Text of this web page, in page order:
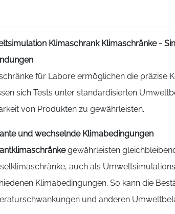
Klimaschrank Klimaschränke -
für Labore ermöglichen die präzise
sich Tests unter standardisierten
von Produkten zu gewährleisten.
und wechselnde Klimabedingungen
gewährleisten
auch als
Klimabedingungen. So kann die
und anderen